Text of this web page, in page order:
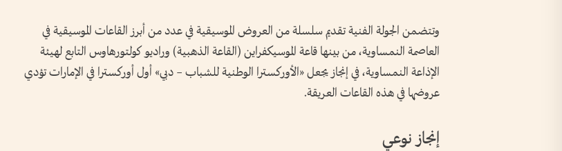
وتتضمن الجولة الفنية تقديم سلسلة من العروض الموسيقية في عدد من أبرز القاعات الموسيقية في
العاصمة النمساوية، من بينها قاعة الموسيكفراين (القاعة الذهبية) وراديو كولتورهاوس التابع لهيئة
الإذاعة النمساوية، في إنجاز يجعل «الأوركسترا الوطنية للشباب – دبي» أول أوركسترا في الإمارات تؤدي
عروضها في هذه القاعات العريقة.
إنجاز نوعي